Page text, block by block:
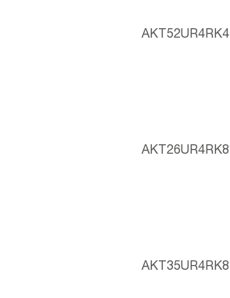
AKT52UR4RK4
AKT26UR4RK8
AKT35UR4RK8